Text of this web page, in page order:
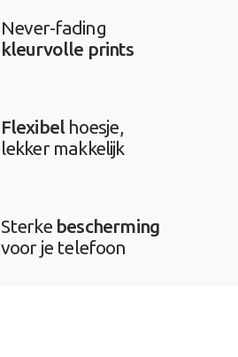
Never-fading
kleurvolle prints
Flexibelhoesje,
lekker makkelijk
Sterke bescherming
voor je telefoon